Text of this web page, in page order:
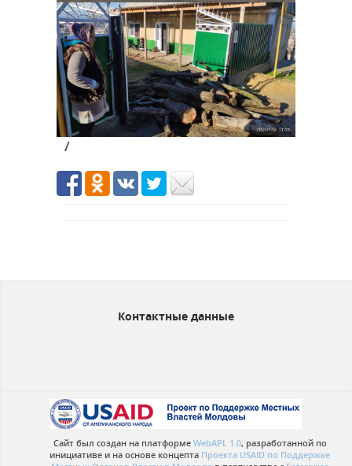
/
Контактные данные
Сайт был создан на платформе WebAPL 1.0, разработанной по
инициативе и на основе концепта Проекта USAID по Поддержке